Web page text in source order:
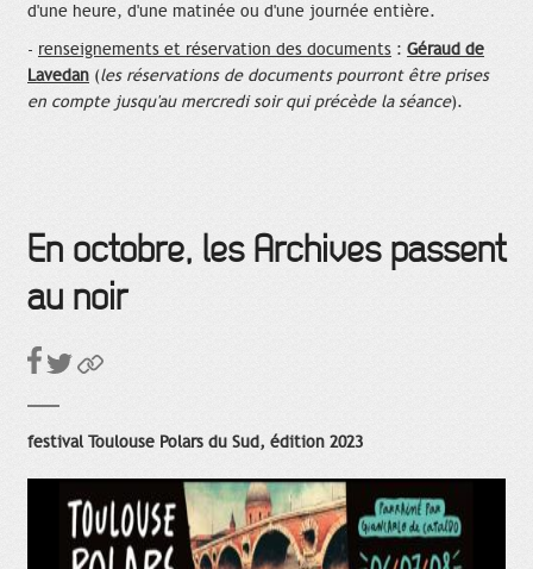
d'une heure, d'une matinée ou d'une journée entière.
- renseignements et réservation des documents : Géraud de
Lavedan (les réservations de documents pourront être prises
en compte jusqu'au mercredi soir qui précède la séance).
En octobre, les Archives passent
au noir
festival Toulouse Polars du Sud, édition 2023